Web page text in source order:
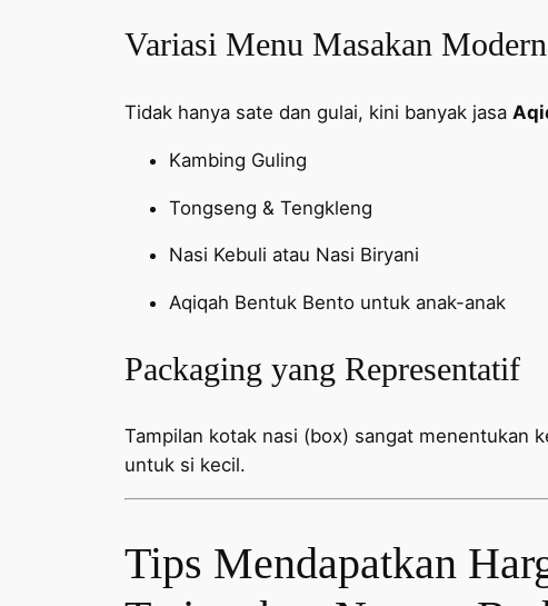
Variasi Menu Masakan
Tidak hanya sate dan gulai, kini banyak jasa
Kambing Guling
Tongseng & Tengkleng
Nasi Kebuli atau Nasi Biryani
Aqiqah Bentuk Bento untuk anak-anak
Packaging yang Representatif
Tampilan kotak nasi (box) sangat menentukan
untuk si kecil.
Tips Mendapatkan